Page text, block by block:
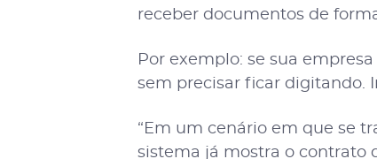
receber documentos de
Por exemplo: se sua
sem precisar ficar digitando.
“Em um cenário em que se
sistema já mostra o contrato